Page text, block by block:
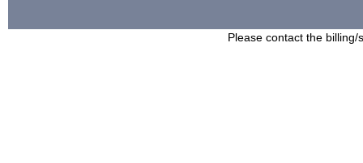
Please contact the